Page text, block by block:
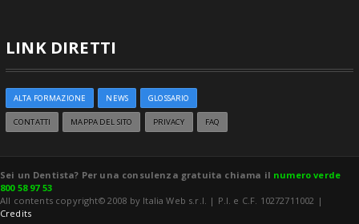
LINK DIRETTI
ALTA FORMAZIONE NEWS GLOSSARIO
CONTATTI MAPPA DEL SITO PRIVACY FAQ
Sei un Dentista? Per una consulenza gratuita chiama il numero verde
800 58 97 53
All contents copyright© 2008 by Italia Web s.r.l. | P.I. e C.F. 10272711002 |
Credits